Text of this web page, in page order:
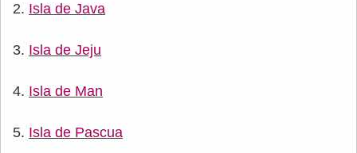
Isla de Java
Isla de Jeju
Isla de Man
Isla de Pascua